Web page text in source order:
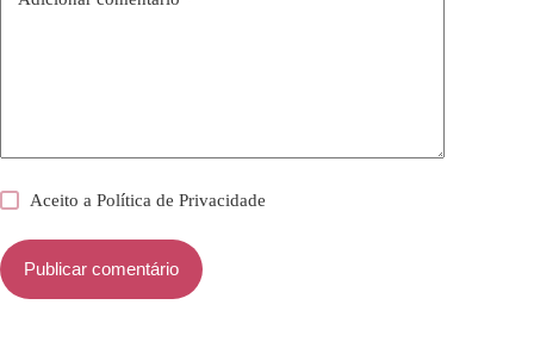
Aceito aPolítica de Privacidade
Publicar comentário